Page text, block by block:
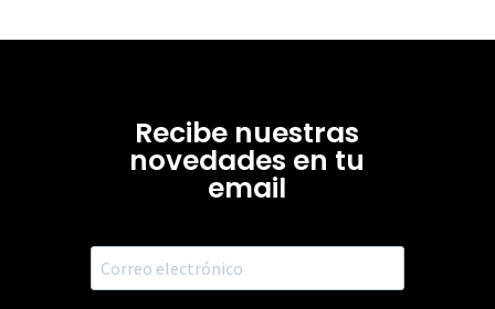
Recibe nuestras
novedades en tu
email